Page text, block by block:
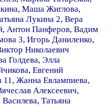
, Маша Жиглова,
Лукина 2, Вера
, Антон Панферов, Вадим
3, Игорь Даниленко,
Николаевич
Голдева, Элла
, Евгений
11, Жанна Евлампиева,
Алексеевич,
Василева, Татьяна